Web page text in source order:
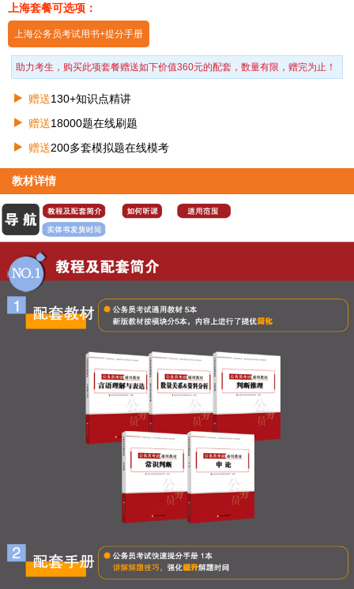
上海套餐可选项：
上海公务员考试用书+提分手册
助力考生，购买此项套餐赠送如下价值360元的配套，数量有限，赠完为止！
赠送130+知识点精讲
赠送18000题在线刷题
赠送200多套模拟题在线模考
教材详情